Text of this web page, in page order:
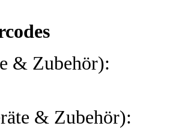
& Zubehör):
& Zubehör):